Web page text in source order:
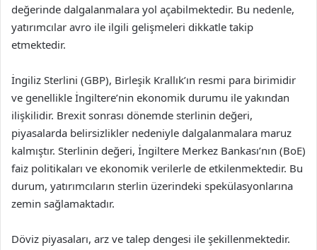
değerinde dalgalanmalara yol açabilmektedir. Bu nedenle,
yatırımcılar avro ile ilgili gelişmeleri dikkatle takip
etmektedir.
İngiliz Sterlini (GBP), Birleşik Krallık’ın resmi para birimidir
ve genellikle İngiltere’nin ekonomik durumu ile yakından
ilişkilidir. Brexit sonrası dönemde sterlinin değeri,
piyasalarda belirsizlikler nedeniyle dalgalanmalara maruz
kalmıştır. Sterlinin değeri, İngiltere Merkez Bankası’nın (BoE)
faiz politikaları ve ekonomik verilerle de etkilenmektedir. Bu
durum, yatırımcıların sterlin üzerindeki spekülasyonlarına
zemin sağlamaktadır.
Döviz piyasaları, arz ve talep dengesi ile şekillenmektedir.